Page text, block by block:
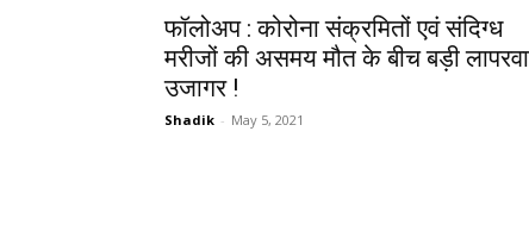
फॉलोअप : कोरोना संक्रमितों एवं संदिग्ध
मरीजों की असमय मौत के बीच बड़ी
उजागर !
Shadik - May 5, 2021